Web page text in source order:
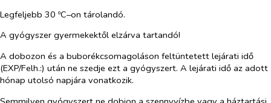
Legfeljebb 30 ºC–on tárolandó.
A gyógyszer gyermekektől elzárva tartandó!
A dobozon és a buborékcsomagoláson feltüntetett lejárati idő
(EXP/Felh.:) után ne szedje ezt a gyógyszert. A lejárati idő az adott
hónap utolsó napjára vonatkozik.